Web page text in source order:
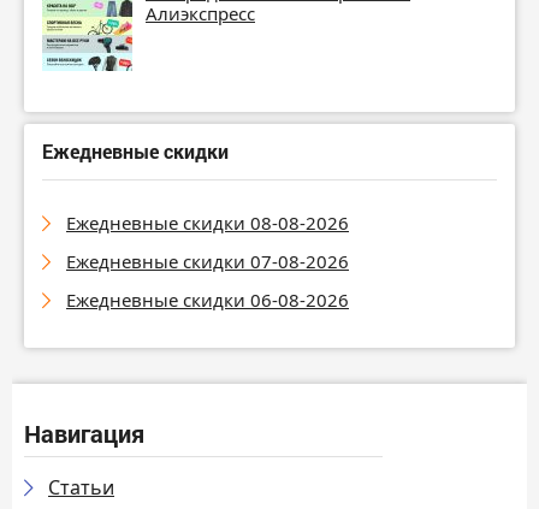
Алиэкспресс
Ежедневные скидки
Ежедневные скидки 08-08-2026
Ежедневные скидки 07-08-2026
Ежедневные скидки 06-08-2026
Навигация
Статьи